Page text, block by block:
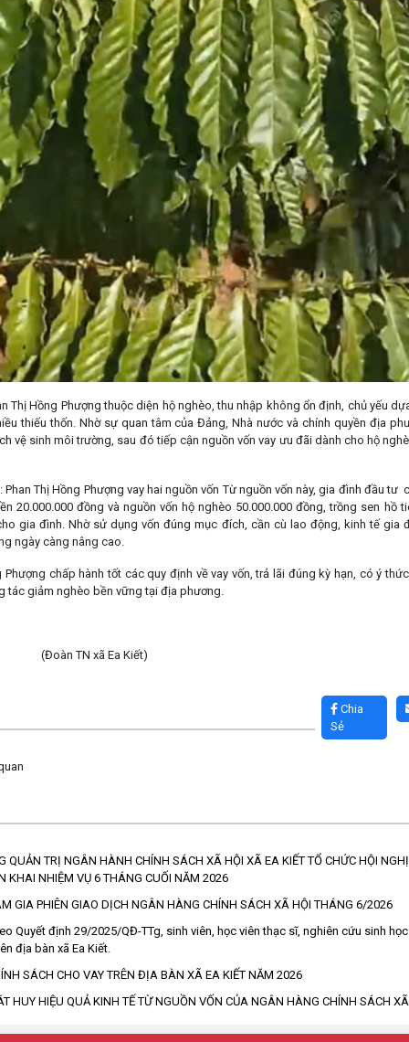
Thị Hồng Phượng thuộc diện hộ nghèo, thu nhập không ổn định, chủ yếu
thiếu thốn. Nhờ sự quan tâm của Đảng, Nhà nước và chính quyền địa
vệ sinh môi trường, sau đó tiếp cận nguồn vốn vay ưu đãi dành cho hộ
Phan Thị Hồng Phượng vay hai nguồn vốn Từ nguồn vốn này, gia đình đầu
20.000.000 đồng và nguồn vốn hộ nghèo 50.000.000 đồng, trồng sen hồ
gia đình. Nhờ sử dụng vốn đúng mục đích, cần cù lao động, kinh tế gia
ngày càng nâng cao.
Phượng chấp hành tốt các quy định về vay vốn, trả lãi đúng kỳ hạn, có ý
tác giảm nghèo bền vững tại địa phương.
Ea Kiết)
Chia
Sẻ
QUẢN TRỊ NGÂN HÀNH CHÍNH SÁCH XÃ HỘI XÃ EA KIẾT TỔ CHỨC HỘI
KHAI NHIỆM VỤ 6 THÁNG CUỐI NĂM 2026
GIA PHIÊN GIAO DỊCH NGÂN HÀNG CHÍNH SÁCH XÃ HỘI THÁNG 6/2026
Quyết định 29/2025/QĐ-TTg, sinh viên, học viên thạc sĩ, nghiên cứu sinh
địa bàn xã Ea Kiết.
SÁCH CHO VAY TRÊN ĐỊA BÀN XÃ EA KIẾT NĂM 2026
HUY HIỆU QUẢ KINH TẾ TỪ NGUỒN VỐN CỦA NGÂN HÀNG CHÍNH SÁCH